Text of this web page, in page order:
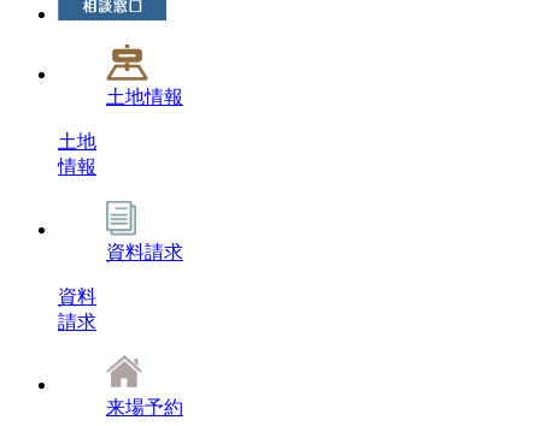
土地情報
土地
情報
資料請求
資料
請求
来場予約